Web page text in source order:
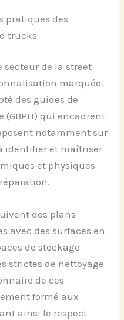
pratiques des
trucks
secteur de la street
marquée.
des guides de
(GBPH) qui encadrent
notamment sur
identifier et maîtriser
et physiques
des plans
avec des surfaces en
de stockage
strictes de nettoyage
de ces
formé aux
ainsi le respect